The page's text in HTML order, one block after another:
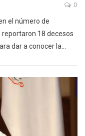
0
el número de
reportaron 18 decesos
dar a conocer la…